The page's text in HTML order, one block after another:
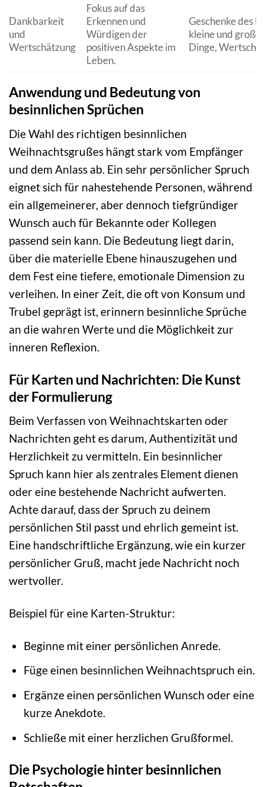
Dankbarkeit
und
Wertschätzung
Fokus auf das
Erkennen und
Würdigen der
positiven Aspekte im
Leben.
Geschenke des
kleine und große
Dinge,
Anwendung und Bedeutung von
besinnlichen Sprüchen
Die Wahl des richtigen besinnlichen
Weihnachtsgrußes hängt stark vom Empfänger
und dem Anlass ab. Ein sehr persönlicher Spruch
eignet sich für nahestehende Personen, während
ein allgemeinerer, aber dennoch tiefgründiger
Wunsch auch für Bekannte oder Kollegen
passend sein kann. Die Bedeutung liegt darin,
über die materielle Ebene hinauszugehen und
dem Fest eine tiefere, emotionale Dimension zu
verleihen. In einer Zeit, die oft von Konsum und
Trubel geprägt ist, erinnern besinnliche Sprüche
an die wahren Werte und die Möglichkeit zur
inneren Reflexion.
Für Karten und Nachrichten: Die Kunst
der Formulierung
Beim Verfassen von Weihnachtskarten oder
Nachrichten geht es darum, Authentizität und
Herzlichkeit zu vermitteln. Ein besinnlicher
Spruch kann hier als zentrales Element dienen
oder eine bestehende Nachricht aufwerten.
Achte darauf, dass der Spruch zu deinem
persönlichen Stil passt und ehrlich gemeint ist.
Eine handschriftliche Ergänzung, wie ein kurzer
persönlicher Gruß, macht jede Nachricht noch
wertvoller.
Beispiel für eine Karten-Struktur:
Beginne mit einer persönlichen Anrede.
Füge einen besinnlichen Weihnachtspruch ein.
Ergänze einen persönlichen Wunsch oder eine
kurze Anekdote.
Schließe mit einer herzlichen Grußformel.
Die Psychologie hinter besinnlichen